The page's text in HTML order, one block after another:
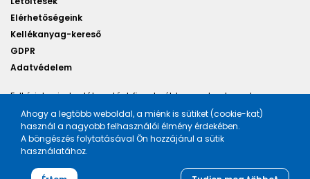
Elérhetőségeink
Kellékanyag-kereső
GDPR
Adatvédelem
Felhívjuk minden látogatónk figyelmét, hogy a honlapunkon
található képek illusztrációk, a változtatás jogát fenntartjuk.
Tervezte és készítette:
Vision-Software, az Octopus 8 ERP
Ahogy a legtöbb weboldal, a miénk is sütiket (cookie-kat)
használ a nagyobb felhasználói élmény érdekében.
A böngészés folytatásával Ön hozzájárul a sütik
használatához.